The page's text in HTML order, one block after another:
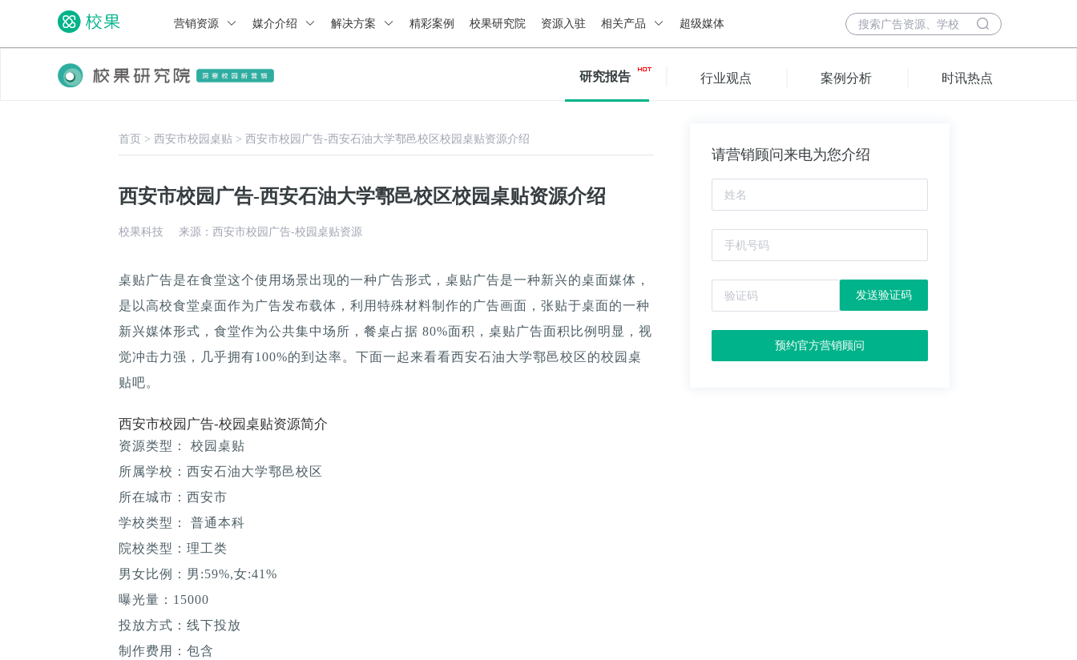
营销资源 媒介介绍 解决方案 精彩案例 校果研究院 资源入驻 相关产品 超级媒体
研究报告 行业观点 案例分析 时讯热点
首页 > 西安市校园桌贴 > 西安市校园广告-西安石油大学鄠邑校区校园桌贴资源介绍
西安市校园广告-西安石油大学鄠邑校区校园桌贴资源介绍
校果科技 来源：西安市校园广告-校园桌贴资源
桌贴广告是在食堂这个使用场景出现的一种广告形式，桌贴广告是一种新兴的桌面媒体，
是以高校食堂桌面作为广告发布载体，利用特殊材料制作的广告画面，张贴于桌面的一种
新兴媒体形式，食堂作为公共集中场所，餐桌占据 80%面积，桌贴广告面积比例明显，视
觉冲击力强，几乎拥有100%的到达率。下面一起来看看西安石油大学鄠邑校区的校园桌
贴吧。
西安市校园广告-校园桌贴资源简介
资源类型： 校园桌贴
所属学校：西安石油大学鄠邑校区
所在城市：西安市
学校类型： 普通本科
院校类型：理工类
男女比例：男:59%,女:41%
曝光量：15000
投放方式：线下投放
制作费用：包含
请营销顾问来电为您介绍
发送验证码
预约官方营销顾问